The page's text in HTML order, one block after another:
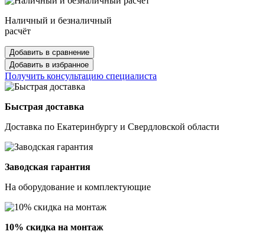
Наличный и безналичный
расчёт
Добавить в сравнение
Добавить в избранное
Получить консультацию специалиста
Быстрая доставка
Доставка по Екатеринбургу и Свердловской области
Заводская гарантия
На оборудование и комплектующие
10% скидка на монтаж